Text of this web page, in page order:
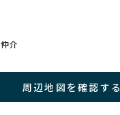
仲介
周辺地図を確認する